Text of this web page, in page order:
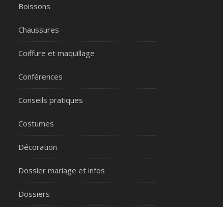
Boissons
Chaussures
Coiffure et maquillage
Conférences
Conseils pratiques
Costumes
Décoration
Dossier mariage et infos
Dossiers